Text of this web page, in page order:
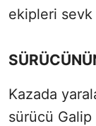
ekipleri sevk
Kazada
sürücü